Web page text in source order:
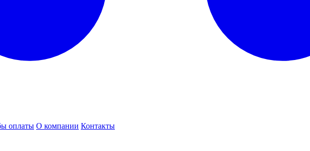
оплаты О компании Контакты